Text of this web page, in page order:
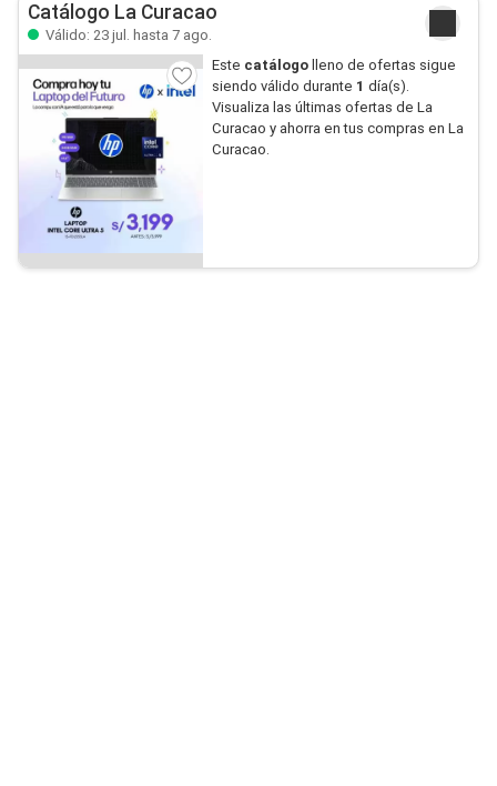
Catálogo La Curacao
Válido: 23 jul. hasta 7 ago.
Este catálogo lleno de ofertas sigue
siendo válido durante 1 día(s).
Visualiza las últimas ofertas de La
Curacao y ahorra en tus compras en La
Curacao.